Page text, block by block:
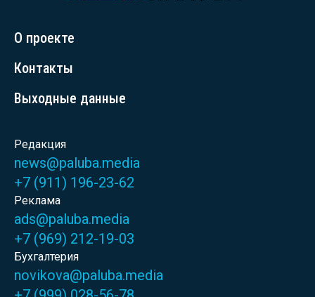
О проекте
Контакты
Выходные данные
Редакция
news@paluba.media
+7 (911) 196-23-62
Реклама
ads@paluba.media
+7 (969) 212-19-03
Бухгалтерия
novikova@paluba.media